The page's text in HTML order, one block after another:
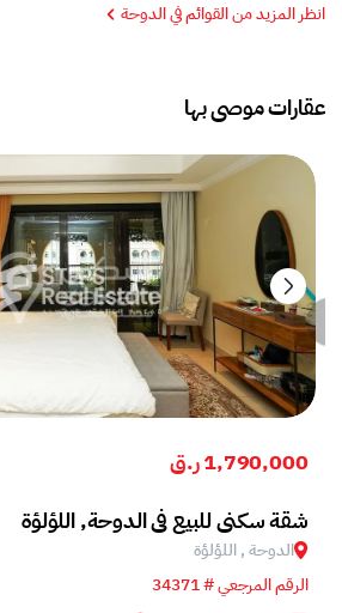
انظر المزيد من القوائم في الدوحة
عقارات موصى بها
1,790,000 ر.ق
شقة سكني للبيع في الدوحة, اللؤلؤة
الدوحة , اللؤلؤة
الرقم المرجعي # 34371